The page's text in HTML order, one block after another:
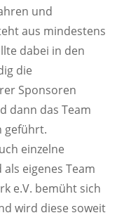
und
aus mindestens
dabei in den
die
Sponsoren
dann das Team
geführt.
einzelne
eigenes Team
e.V. bemüht sich
wird diese soweit